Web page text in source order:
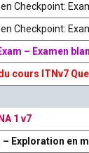
Checkpoint:
Checkpoint:
– Examen
cours ITNv7
1 v7
Exploration en